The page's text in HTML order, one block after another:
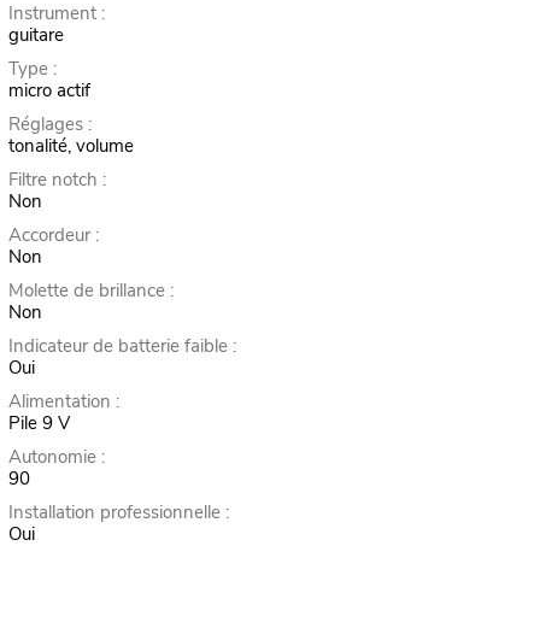
Instrument :
guitare
Type :
micro actif
Réglages :
tonalité, volume
Filtre notch :
Non
Accordeur :
Non
Molette de brillance :
Non
Indicateur de batterie faible :
Oui
Alimentation :
Pile 9 V
Autonomie :
90
Installation professionnelle :
Oui